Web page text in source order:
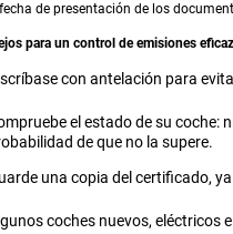
de presentación de los
para un control de emisiones
con antelación para
el estado de su coche:
de que no la supere.
una copia del certificado,
coches nuevos, eléctricos